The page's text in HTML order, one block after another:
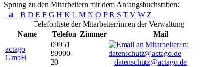
Sprung zu den Mitarbeitern mit dem Anfangsbuchstaben:
a B D E F G H K L M N O P R S T V W Z
Telefonliste der Mitarbeiter/innen der Verwaltung
Name
Telefon Zimmer
Mail
actago
GmbH
09951
99990-
20
datenschutz@actago.de